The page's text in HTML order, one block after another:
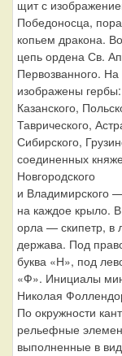
щит с
Победоносца,
копьем дракона.
цепь ордена Св.
Первозванного.
изображены
Казанского,
Таврического,
Сибирского,
соединенных
Новгородского
и Владимирского
на каждое крыло.
орла — скипетр, в
держава. Под
буква «Н», под
«Ф». Инициалы
Николая
По окружности
рельефные
выполненные в